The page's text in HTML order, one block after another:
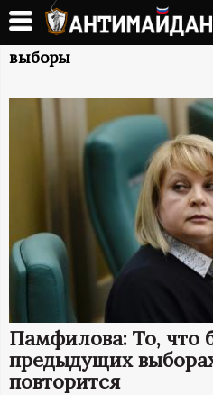
Перейти
основному
А
Н
М
А
Й
Д
выборы
Памфилова: То, что
предыдущих
повторится